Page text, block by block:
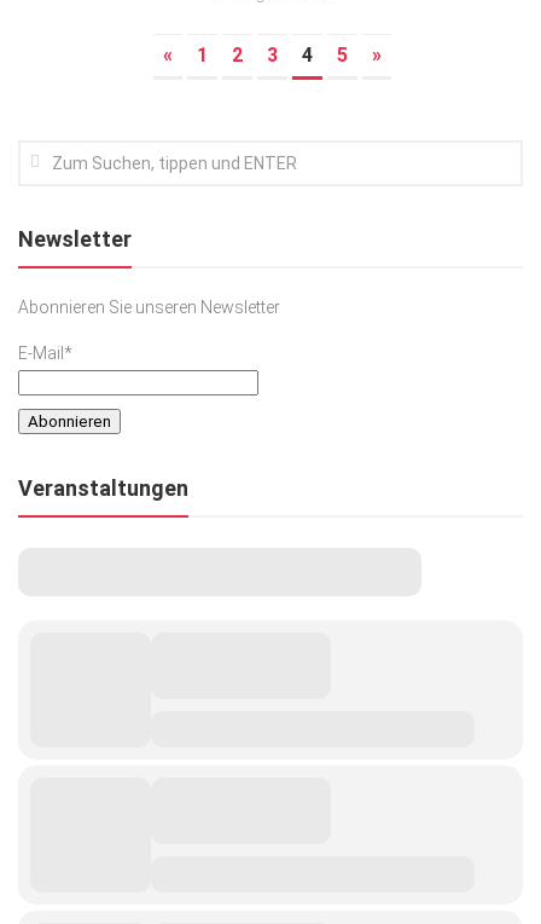
« 1 2 3 4 5 »
Newsletter
Abonnieren Sie unseren Newsletter
E-Mail*
Veranstaltungen